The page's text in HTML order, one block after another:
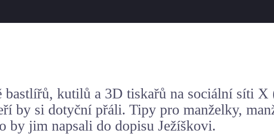
kutilů a 3D tiskařů na sociální síti
by si dotyční přáli. Tipy pro manželky,
by jim napsali do dopisu Ježíškovi.